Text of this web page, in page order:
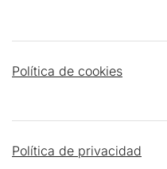
Política de cookies
Política de privacidad